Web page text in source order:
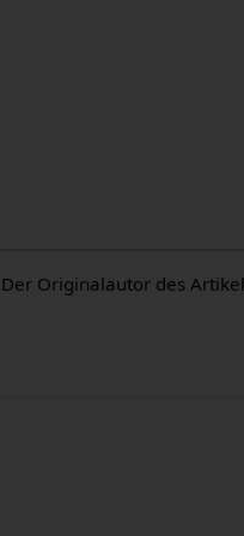
Originalautor des